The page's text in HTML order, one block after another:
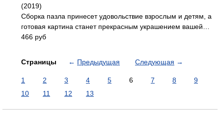
(2019)
Сборка пазла принесет удовольствие взрослым и детям, а
готовая картина станет прекрасным украшением вашей…
466 руб
Страницы ← Предыдущая Следующая →
1 2 3 4 5 6 7 8
9
10
11 12 13